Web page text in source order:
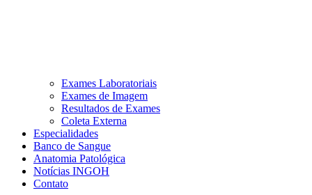
Exames Laboratoriais
Exames de Imagem
Resultados de Exames
Coleta Externa
Especialidades
Banco de Sangue
Anatomia Patológica
Notícias INGOH
Contato